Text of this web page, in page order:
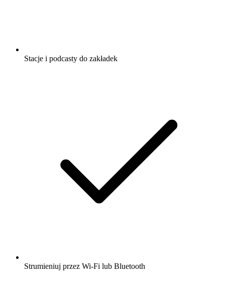
Stacje i podcasty do zakładek
Strumieniuj przez Wi-Fi lub Bluetooth